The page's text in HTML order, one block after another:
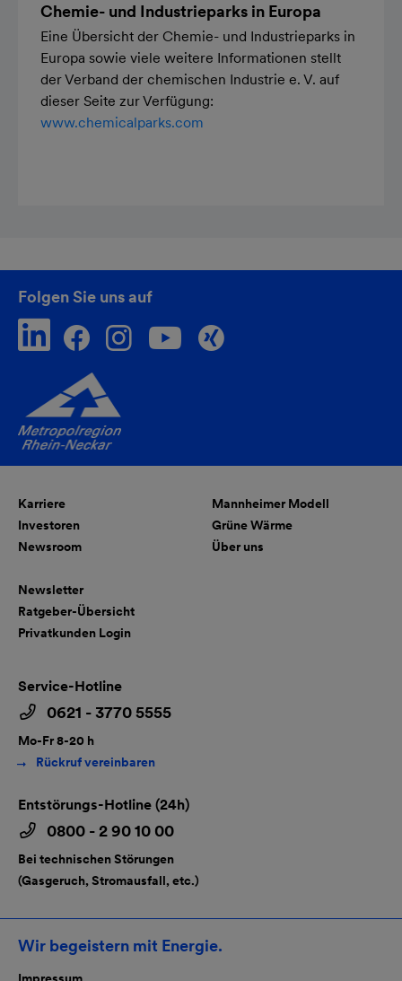
Chemie- und Industrieparks in Europa
Eine Übersicht der Chemie- und Industrieparks in
Europa sowie viele weitere Informationen stellt
der Verband der chemischen Industrie e. V. auf
dieser Seite zur Verfügung:
www.chemicalparks.com
Folgen Sie uns auf
Karriere
Investoren
Newsroom
Mannheimer Modell
Grüne Wärme
Über uns
Newsletter
Ratgeber-Übersicht
Privatkunden Login
Service-Hotline
0621 - 3770 5555
Mo-Fr 8-20 h
Rückruf vereinbaren
Entstörungs-Hotline (24h)
0800 - 2 90 10 00
Bei technischen Störungen
(Gasgeruch, Stromausfall, etc.)
Wir begeistern mit Energie.